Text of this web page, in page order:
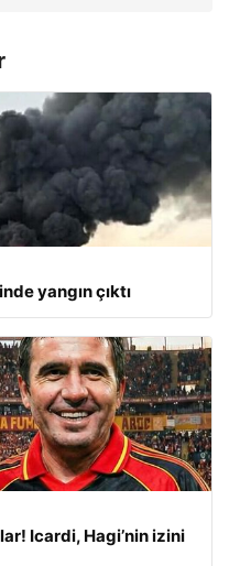
yangın çıktı
Icardi, Hagi’nin izini